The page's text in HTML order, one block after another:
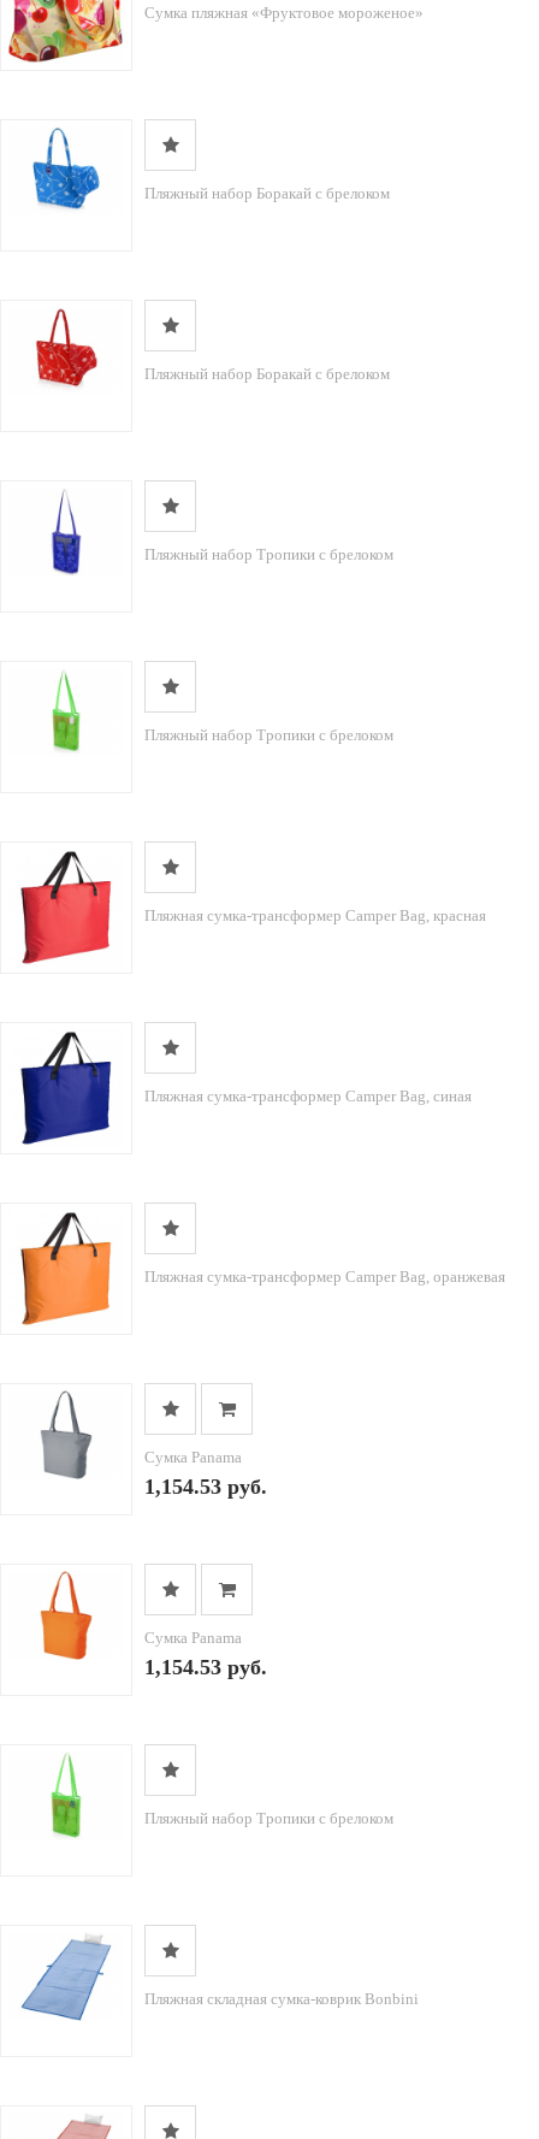
Сумка пляжная «Фруктовое мороженое»
Пляжный набор Боракай с брелоком
Пляжный набор Боракай с брелоком
Пляжный набор Тропики с брелоком
Пляжный набор Тропики с брелоком
Пляжная сумка-трансформер Camper Bag, красная
Пляжная сумка-трансформер Camper Bag, синая
Пляжная сумка-трансформер Camper Bag, оранжевая
Сумка Panama
1,154.53 руб.
Сумка Panama
1,154.53 руб.
Пляжный набор Тропики с брелоком
Пляжная складная сумка-коврик Bonbini